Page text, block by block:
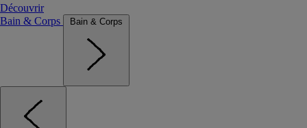
Découvrir
Bain & Corps
Bain & Corps